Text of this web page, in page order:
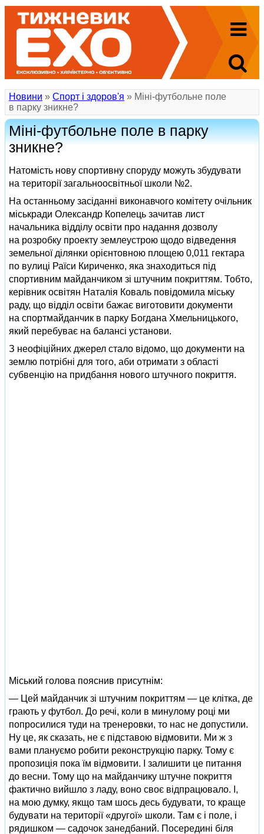
Новини » Спорт і здоров'я » Міні-футбольне поле
в парку зникне?
Міні-футбольне поле в парку
зникне?
Натомість нову спортивну споруду можуть збудувати
на території загальноосвітньої школи №2.
На останньому засіданні виконавчого комітету очільник
міськради Олександр Копелець зачитав лист
начальника відділу освіти про надання дозволу
на розробку проекту землеустрою щодо відведення
земельної ділянки орієнтовною площею 0,011 гектара
по вулиці Раїси Кириченко, яка знаходиться під
спортивним майданчиком зі штучним покриттям. Тобто,
керівник освітян Наталія Коваль повідомила міську
раду, що відділ освіти бажає виготовити документи
на спортмайданчик в парку Богдана Хмельницького,
який перебуває на балансі установи.
З неофіційних джерел стало відомо, що документи на
землю потрібні для того, аби отримати з області
субвенцію на придбання нового штучного покриття.
Міський голова пояснив присутнім:
— Цей майданчик зі штучним покриттям — це клітка, де
грають у футбол. До речі, коли в минулому році ми
попросилися туди на тренеровки, то нас не допустили.
Ну це, як сказать, не є підставою відмовити. Ми ж з
вами плануємо робити реконструкцію парку. Тому є
пропозиція пока їм відмовити. І залишити це питання
до весни. Тому що на майданчику штучне покриття
фактично вийшло з ладу, воно своє відпрацювало. І,
на мою думку, якщо там шось десь будувати, то краще
будувати на території «другої» школи. Там є і поле, і
рядишком — садочок занедбаний. Посередині біля